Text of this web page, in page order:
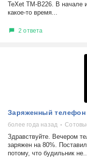
TeXet TM-B226. В начале
какое-то время...
2 ответа
Заряженный
более года назад
Здравствуйте. Вечером
заряжен на 80%.
потому, что будильник